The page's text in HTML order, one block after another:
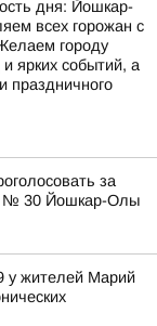
дня: Йошкар-
всех горожан с
городу
ярких событий, а
праздничного
за
№ 30 Йошкар-Олы
у жителей Марий